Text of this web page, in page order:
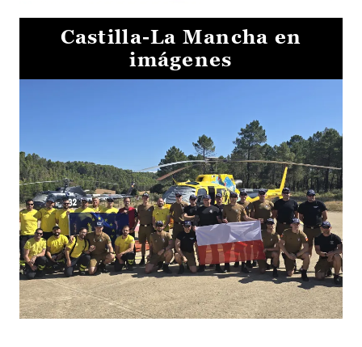
Castilla-La Mancha en
imágenes